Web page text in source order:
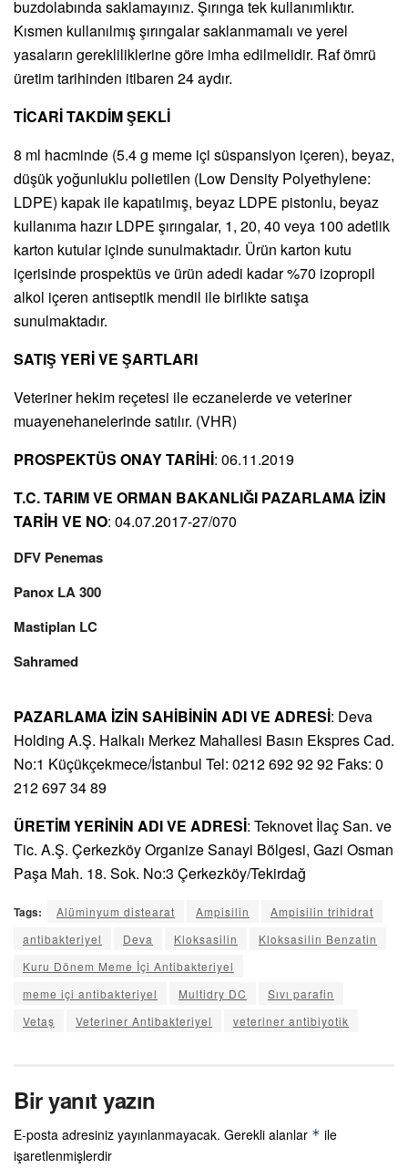
buzdolabında saklamayınız. Şırınga tek kullanımlıktır.
Kısmen kullanılmış şırıngalar saklanmamalı ve yerel
yasaların gerekliliklerine göre imha edilmelidir. Raf ömrü
üretim tarihinden itibaren 24 aydır.
TİCARİ TAKDİM ŞEKLİ
8 ml hacminde (5.4 g meme içi süspansiyon içeren), beyaz,
düşük yoğunluklu polietilen (Low Density Polyethylene:
LDPE) kapak ile kapatılmış, beyaz LDPE pistonlu, beyaz
kullanıma hazır LDPE şırıngalar, 1, 20, 40 veya 100 adetlik
karton kutular içinde sunulmaktadır. Ürün karton kutu
içerisinde prospektüs ve ürün adedi kadar %70 izopropil
alkol içeren antiseptik mendil ile birlikte satışa
sunulmaktadır.
SATIŞ YERİ VE ŞARTLARI
Veteriner hekim reçetesi ile eczanelerde ve veteriner
muayenehanelerinde satılır. (VHR)
PROSPEKTÜS ONAY TARİHİ: 06.11.2019
T.C. TARIM VE ORMAN BAKANLIĞI PAZARLAMA İZİN
TARİH VE NO: 04.07.2017-27/070
DFV Penemas
Panox LA 300
Mastiplan LC
Sahramed
PAZARLAMA İZİN SAHİBİNİN ADI VE ADRESİ: Deva
Holding A.Ş. Halkalı Merkez Mahallesi Basın Ekspres Cad.
No:1 Küçükçekmece/İstanbul Tel: 0212 692 92 92 Faks: 0
212 697 34 89
ÜRETİM YERİNİN ADI VE ADRESİ: Teknovet İlaç San. ve
Tic. A.Ş. Çerkezköy Organize Sanayi Bölgesi, Gazi Osman
Paşa Mah. 18. Sok. No:3 Çerkezköy/Tekirdağ
Tags: Alüminyum distearat Ampisilin
Ampisilin trihidrat
antibakteriyel
Deva Kloksasilin
Kloksasilin Benzatin
Kuru Dönem Meme İçi Antibakteriyel
meme içi antibakteriyel
Multidry DC
Sıvı parafin
Vetaş
Veteriner Antibakteriyel veteriner antibiyotik
Bir yanıt yazın
E-posta adresiniz yayınlanmayacak. Gerekli alanlar * ile
işaretlenmişlerdir